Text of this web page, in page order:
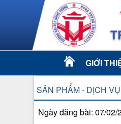
GIỚI
SẢN PHẨM - DỊCH VỤ
Ngày đăng bài: 07/02/